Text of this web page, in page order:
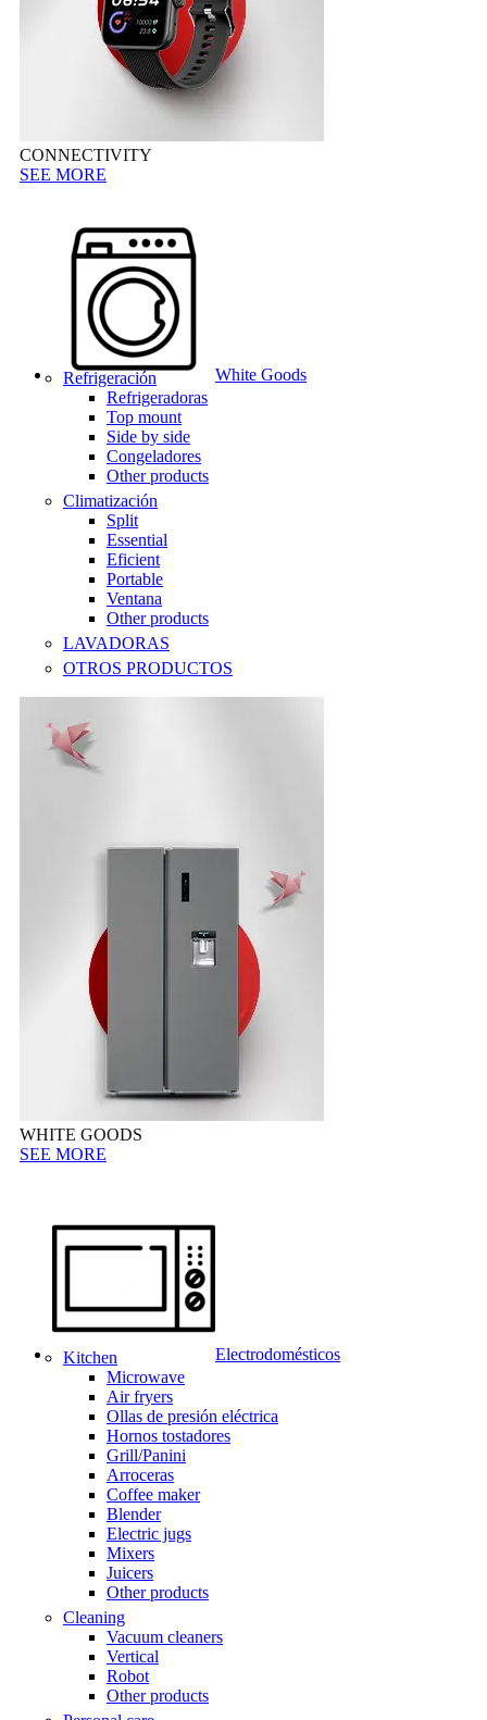
CONNECTIVITY
SEE MORE
White Goods
Refrigeración
Refrigeradoras
Top mount
Side by side
Congeladores
Other products
Climatización
Split
Essential
Eficient
Portable
Ventana
Other products
LAVADORAS
OTROS PRODUCTOS
WHITE GOODS
SEE MORE
Electrodomésticos
Kitchen
Microwave
Air fryers
Ollas de presión eléctrica
Hornos tostadores
Grill/Panini
Arroceras
Coffee maker
Blender
Electric jugs
Mixers
Juicers
Other products
Cleaning
Vacuum cleaners
Vertical
Robot
Other products